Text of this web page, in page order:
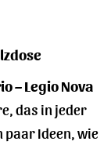
– Legio Nova
das in jeder
paar Ideen, wie